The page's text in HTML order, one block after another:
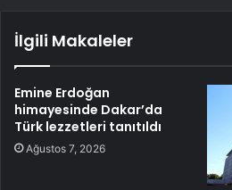
İlgili Makaleler
Emine Erdoğan
himayesinde Dakar’da
Türk lezzetleri tanıtıldı
Ağustos 7, 2026